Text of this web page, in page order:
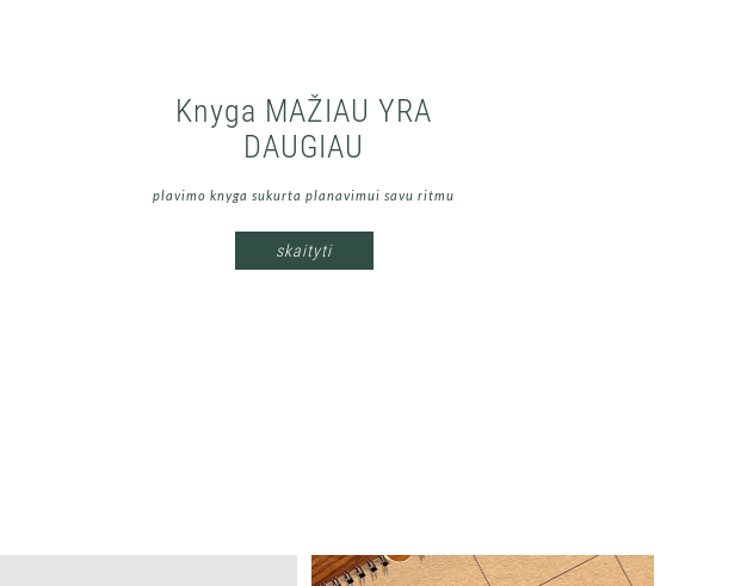
Knyga MAŽIAU YRA
DAUGIAU
plavimo knyga sukurta planavimui savu ritmu
skaityti
Savaitinis Planavimo
Kalendorius MAŽIAU YRA
DAUGIAU
sukurtas detaliam savaitės planavimui